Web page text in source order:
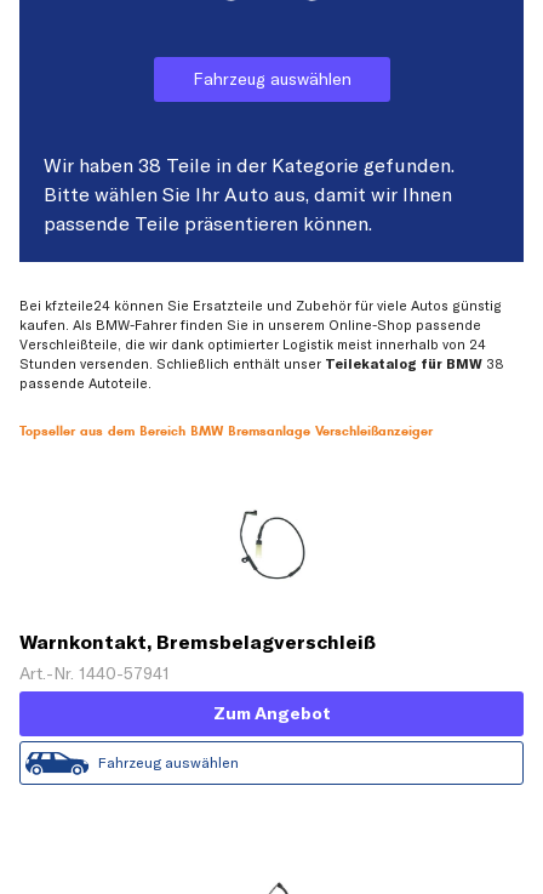
Fahrzeug auswählen
Wir haben 38 Teile in der Kategorie gefunden.
Bitte wählen Sie Ihr Auto aus, damit wir Ihnen
passende Teile präsentieren können.
Bei kfzteile24 können Sie Ersatzteile und Zubehör für viele Autos günstig
kaufen. Als BMW-Fahrer finden Sie in unserem Online-Shop passende
Verschleißteile, die wir dank optimierter Logistik meist innerhalb von 24
Stunden versenden. Schließlich enthält unser Teilekatalog für BMW 38
passende Autoteile.
Topseller aus dem Bereich BMW Bremsanlage Verschleißanzeiger
Warnkontakt, Bremsbelagverschleiß
Art.-Nr. 1440-57941
Zum Angebot
Fahrzeug auswählen